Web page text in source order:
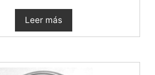
Leer más